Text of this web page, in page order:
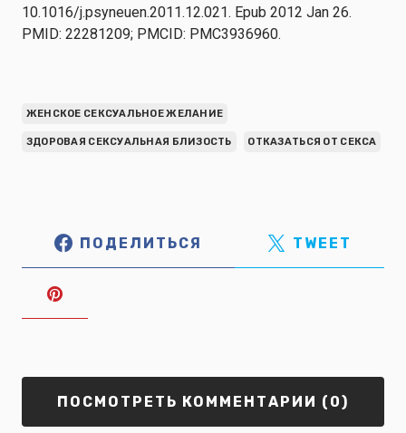
10.1016/j.psyneuen.2011.12.021. Epub 2012 Jan 26.
PMID: 22281209; PMCID: PMC3936960.
ЖЕНСКОЕ СЕКСУАЛЬНОЕ ЖЕЛАНИЕ
ЗДОРОВАЯ СЕКСУАЛЬНАЯ БЛИЗОСТЬ ОТКАЗАТЬСЯ ОТ СЕКСА
ПОДЕЛИТЬСЯ TWEET
ПОСМОТРЕТЬ КОММЕНТАРИИ (0)